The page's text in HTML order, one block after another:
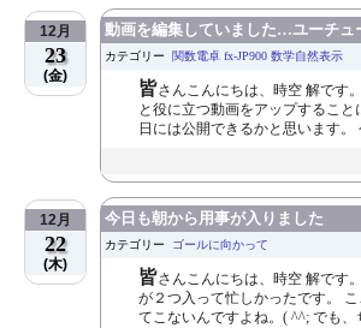
12月
23
(金)
動画を編集していました…ユーチュ
カテゴリー 関数電卓 fx-JP900 数学自然表示
皆さんこんにちは、時空 解です
と役に立つ動画をアップするこ
日には公開できるかと思います
12月
22
(木)
今日も朝から用事が入りました
カテゴリー ゴールに向かって
皆さんこんにちは、時空 解です
が２つ入って忙しかったです。
てこないんですよね。( ^^; でも